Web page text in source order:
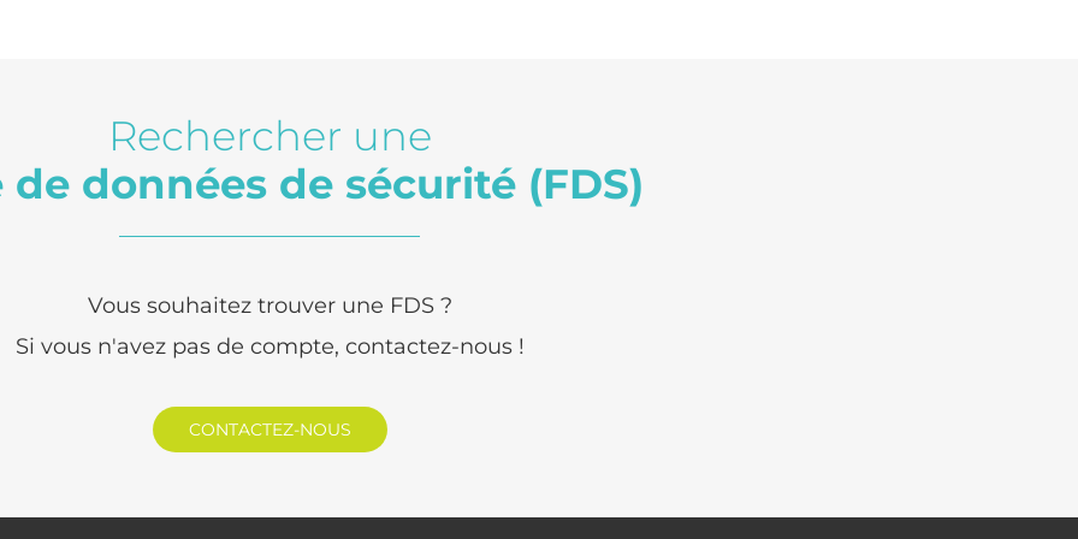
Rechercher une
données de sécurité (FDS)
Vous souhaitez trouver une FDS ?
Si vous n'avez pas de compte, contactez-nous !
CONTACTEZ-NOUS